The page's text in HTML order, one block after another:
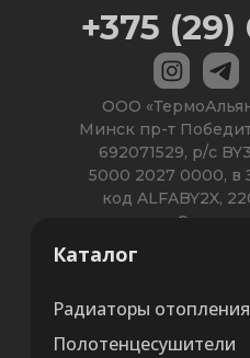
Каталог
Радиаторы отопления
Полотенцесушители